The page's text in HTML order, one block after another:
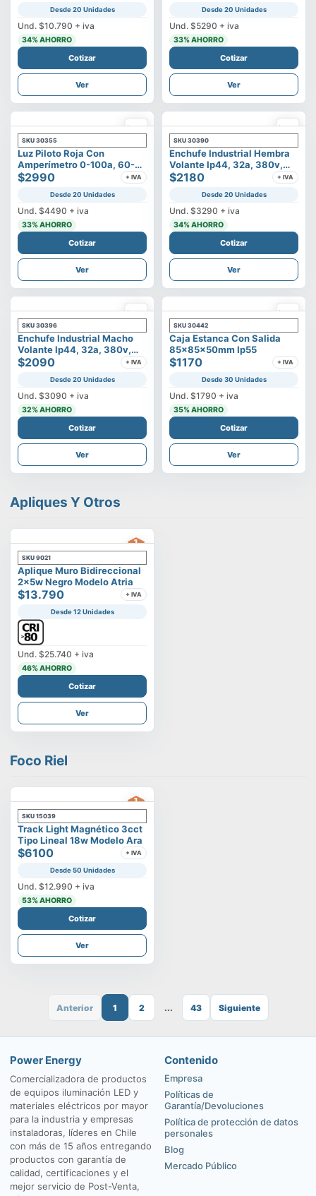
Desde 20 Unidades
Und. $10.790 + iva
34% AHORRO
Cotizar
Ver
Desde 20 Unidades
Und. $5290 + iva
33% AHORRO
Cotizar
Ver
SKU 30355
Luz Piloto Roja Con
Amperímetro 0-100a, 60-
500v
$2990 + IVA
Desde 20 Unidades
Und. $4490 + iva
33% AHORRO
Cotizar
Ver
SKU 30390
Enchufe Industrial Hembra
Volante Ip44, 32a, 380v,
3p+t
$2180 + IVA
Desde 20 Unidades
Und. $3290 + iva
34% AHORRO
Cotizar
Ver
SKU 30396
Enchufe Industrial Macho
Volante Ip44, 32a, 380v,
3p+t
$2090 + IVA
Desde 20 Unidades
Und. $3090 + iva
32% AHORRO
Cotizar
Ver
SKU 30442
Caja Estanca Con Salida
85x85x50mm Ip55
$1170 + IVA
Desde 30 Unidades
Und. $1790 + iva
35% AHORRO
Cotizar
Ver
Apliques Y Otros
SKU 9021
Aplique Muro Bidireccional
2x5w Negro Modelo Atria
$13.790 + IVA
Desde 12 Unidades
Und. $25.740 + iva
46% AHORRO
Cotizar
Ver
Foco Riel
SKU 15039
Track Light Magnético 3cct
Tipo Lineal 18w Modelo Ara
$6100 + IVA
Desde 50 Unidades
Und. $12.990 + iva
53% AHORRO
Cotizar
Ver
Anterior 1 2 ... 43 Siguiente
Power Energy
Comercializadora de productos
de equipos iluminación LED y
materiales eléctricos por mayor
para la industria y empresas
instaladoras, líderes en Chile
con más de 15 años entregando
productos con garantía de
calidad, certificaciones y el
mejor servicio de Post-Venta,
Contenido
Empresa
Políticas de
Garantía/Devoluciones
Política de protección de datos
personales
Blog
Mercado Público